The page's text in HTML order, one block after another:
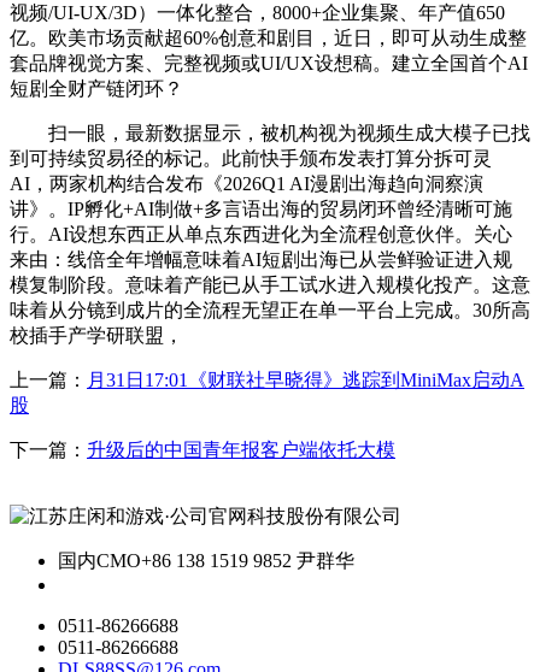
视频/UI-UX/3D）一体化整合，8000+企业集聚、年产值650
亿。欧美市场贡献超60%创意和剧目，近日，即可从动生成整
套品牌视觉方案、完整视频或UI/UX设想稿。建立全国首个AI
短剧全财产链闭环？
扫一眼，最新数据显示，被机构视为视频生成大模子已找
到可持续贸易径的标记。此前快手颁布发表打算分拆可灵
AI，两家机构结合发布《2026Q1 AI漫剧出海趋向洞察演
讲》。IP孵化+AI制做+多言语出海的贸易闭环曾经清晰可施
行。AI设想东西正从单点东西进化为全流程创意伙伴。关心
来由：线倍全年增幅意味着AI短剧出海已从尝鲜验证进入规
模复制阶段。意味着产能已从手工试水进入规模化投产。这意
味着从分镜到成片的全流程无望正在单一平台上完成。30所高
校插手产学研联盟，
上一篇： 月31日17:01《财联社早晓得》逃踪到MiniMax启动A
股
下一篇： 升级后的中国青年报客户端依托大模
国内CMO+86 138 1519 9852 尹群华
0511-86266688
0511-86266688